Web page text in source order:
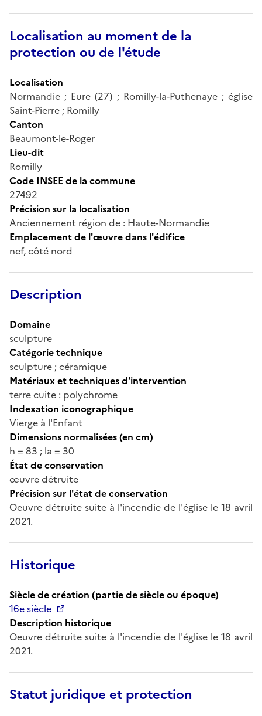
Localisation au moment de la
protection ou de l'étude
Localisation
Normandie ; Eure (27) ; Romilly-la-Puthenaye ; église
Saint-Pierre ; Romilly
Canton
Beaumont-le-Roger
Lieu-dit
Romilly
Code INSEE de la commune
27492
Précision sur la localisation
Anciennement région de : Haute-Normandie
Emplacement de l'œuvre dans l'édifice
nef, côté nord
Description
Domaine
sculpture
Catégorie technique
sculpture ; céramique
Matériaux et techniques d'intervention
terre cuite : polychrome
Indexation iconographique
Vierge à l'Enfant
Dimensions normalisées (en cm)
h = 83 ; la = 30
État de conservation
œuvre détruite
Précision sur l'état de conservation
Oeuvre détruite suite à l'incendie de l'église le 18 avril
2021.
Historique
Siècle de création (partie de siècle ou époque)
16e siècle
Description historique
Oeuvre détruite suite à l'incendie de l'église le 18 avril
2021.
Statut juridique et protection